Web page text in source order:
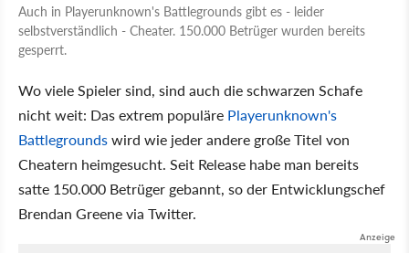
Auch in Playerunknown's Battlegrounds gibt es - leider
selbstverständlich - Cheater. 150.000 Betrüger wurden bereits
gesperrt.
Wo viele Spieler sind, sind auch die schwarzen Schafe
nicht weit: Das extrem populäre Playerunknown's
Battlegroundswird wie jeder andere große Titel von
Cheatern heimgesucht. Seit Release habe man bereits
satte 150.000 Betrüger gebannt, so der Entwicklungschef
Brendan Greene via Twitter.